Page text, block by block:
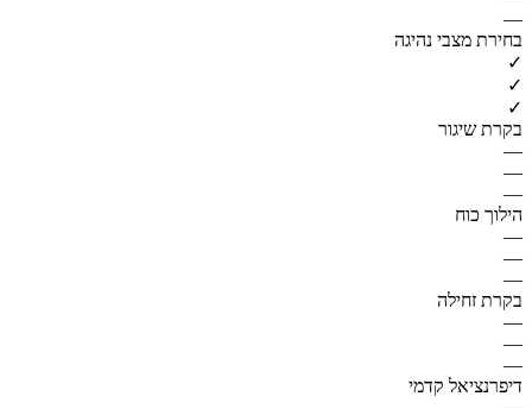
—
בחירת מצבי נהיגה
✓
✓
✓
בקרת שיגור
—
—
—
הילוך כוח
—
—
—
בקרת זחילה
—
—
—
דיפרנציאל קדמי